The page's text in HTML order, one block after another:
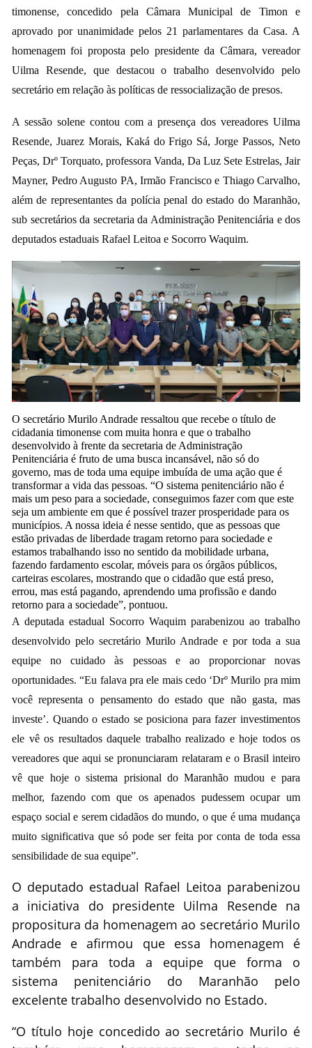
timonense, concedido pela Câmara Municipal de Timon e
aprovado por unanimidade pelos 21 parlamentares da Casa. A
homenagem foi proposta pelo presidente da Câmara, vereador
Uilma Resende, que destacou o trabalho desenvolvido pelo
secretário em relação às políticas de ressocialização de presos.
A sessão solene contou com a presença dos vereadores Uilma
Resende, Juarez Morais, Kaká do Frigo Sá, Jorge Passos, Neto
Peças, Drº Torquato, professora Vanda, Da Luz Sete Estrelas, Jair
Mayner, Pedro Augusto PA, Irmão Francisco e Thiago Carvalho,
além de representantes da polícia penal do estado do Maranhão,
sub secretários da secretaria da Administração Penitenciária e dos
deputados estaduais Rafael Leitoa e Socorro Waquim.
O secretário Murilo Andrade ressaltou que recebe o título de
cidadania timonense com muita honra e que o trabalho
desenvolvido à frente da secretaria de Administração
Penitenciária é fruto de uma busca incansável, não só do
governo, mas de toda uma equipe imbuída de uma ação que é
transformar a vida das pessoas. “O sistema penitenciário não é
mais um peso para a sociedade, conseguimos fazer com que este
seja um ambiente em que é possível trazer prosperidade para os
municípios. A nossa ideia é nesse sentido, que as pessoas que
estão privadas de liberdade tragam retorno para sociedade e
estamos trabalhando isso no sentido da mobilidade urbana,
fazendo fardamento escolar, móveis para os órgãos públicos,
carteiras escolares, mostrando que o cidadão que está preso,
errou, mas está pagando, aprendendo uma profissão e dando
retorno para a sociedade”, pontuou.
A deputada estadual Socorro Waquim parabenizou ao trabalho
desenvolvido pelo secretário Murilo Andrade e por toda a sua
equipe no cuidado às pessoas e ao proporcionar novas
oportunidades. “Eu falava pra ele mais cedo ‘Drº Murilo pra mim
você representa o pensamento do estado que não gasta, mas
investe’. Quando o estado se posiciona para fazer investimentos
ele vê os resultados daquele trabalho realizado e hoje todos os
vereadores que aqui se pronunciaram relataram e o Brasil inteiro
vê que hoje o sistema prisional do Maranhão mudou e para
melhor, fazendo com que os apenados pudessem ocupar um
espaço social e serem cidadãos do mundo, o que é uma mudança
muito significativa que só pode ser feita por conta de toda essa
sensibilidade de sua equipe”.
O deputado estadual Rafael Leitoa parabenizou
a iniciativa do presidente Uilma Resende na
propositura da homenagem ao secretário Murilo
Andrade e afirmou que essa homenagem é
também para toda a equipe que forma o
sistema penitenciário do Maranhão pelo
excelente trabalho desenvolvido no Estado.
“O título hoje concedido ao secretário Murilo é